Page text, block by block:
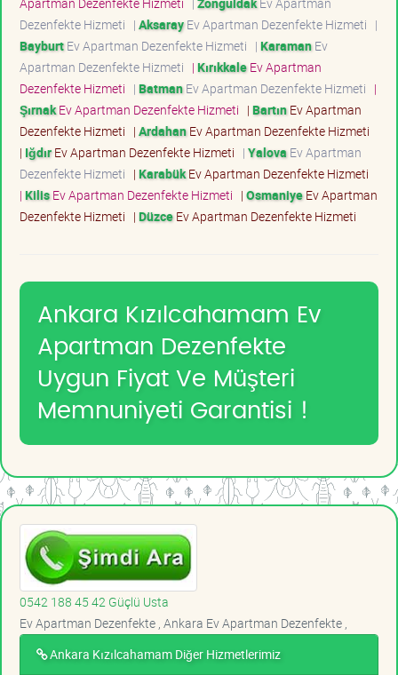
Dezenfekte Hizmeti | AksarayEv Apartman Dezenfekte Hizmeti |
BayburtEv Apartman Dezenfekte Hizmeti | KaramanEv
Apartman Dezenfekte Hizmeti | KırıkkaleEv Apartman
Dezenfekte Hizmeti | BatmanEv Apartman Dezenfekte Hizmeti |
ŞırnakEv Apartman Dezenfekte Hizmeti | BartınEv Apartman
Dezenfekte Hizmeti | ArdahanEv Apartman Dezenfekte Hizmeti
| IğdırEv Apartman Dezenfekte Hizmeti | Yalova Ev Apartman
Dezenfekte Hizmeti | KarabükEv Apartman Dezenfekte Hizmeti
| KilisEv Apartman Dezenfekte Hizmeti | OsmaniyeEv Apartman
Dezenfekte Hizmeti | DüzceEv Apartman Dezenfekte Hizmeti
Ankara Kızılcahamam Ev
Apartman Dezenfekte
Uygun Fiyat Ve Müşteri
Memnuniyeti Garantisi !
0542 188 45 42 Güçlü Usta
Ev Apartman Dezenfekte , Ankara Ev Apartman Dezenfekte ,
Ankara Kızılcahamam Diğer Hizmetlerimiz